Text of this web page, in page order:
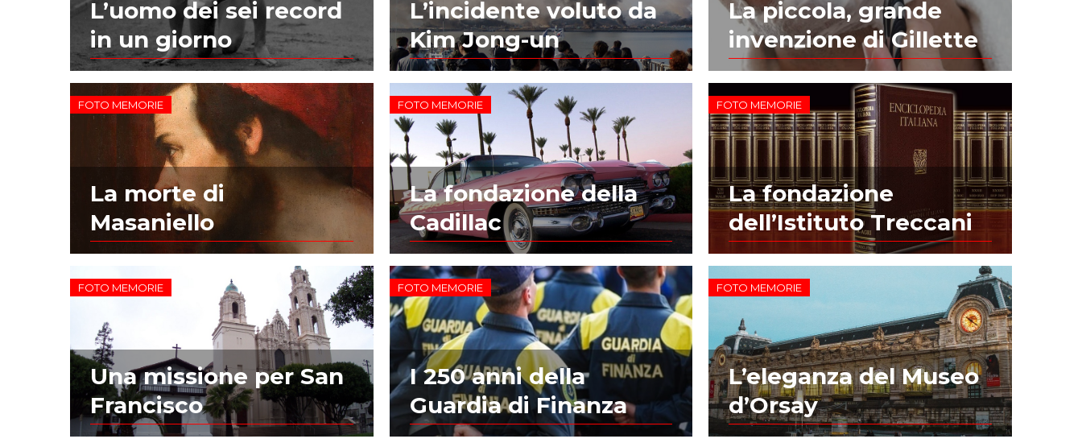
L’uomo dei sei record
in un giorno
L’incidente voluto da
Kim Jong-un
La piccola, grande
invenzione di Gillette
FOTO MEMORIE
La morte di
Masaniello
FOTO MEMORIE
La fondazione della
Cadillac
FOTO MEMORIE
La fondazione
dell’Istituto Treccani
FOTO MEMORIE
Una missione per San
Francisco
FOTO MEMORIE
I 250 anni della
Guardia di Finanza
FOTO MEMORIE
L’eleganza del Museo
d’Orsay